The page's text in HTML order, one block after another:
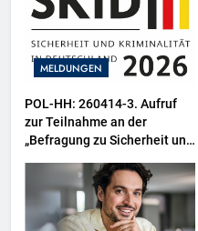
MELDUNGEN
POL-HH: 260414-3. Aufruf
zur Teilnahme an der
„Befragung zu Sicherheit und
(SKiD) 2026“